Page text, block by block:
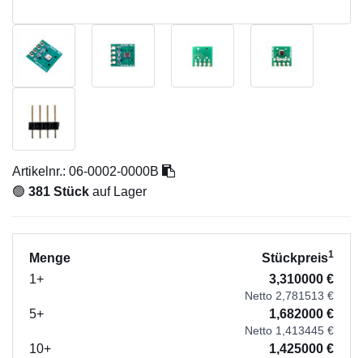
Artikelnr.: 06-0002-0000B
🟢 381 Stück auf Lager
Menge Stückpreis1
1+ 3,310000 €
Netto 2,781513 €
5+ 1,682000 €
Netto 1,413445 €
10+ 1,425000 €